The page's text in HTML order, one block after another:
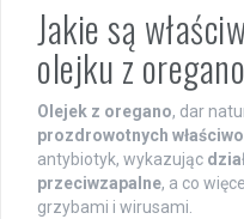
Jakie są
olejku z
Olejek z oregano, dar
prozdrowotnych
antybiotyk, wykazując
przeciwzapalne, a co
grzybami i wirusami.